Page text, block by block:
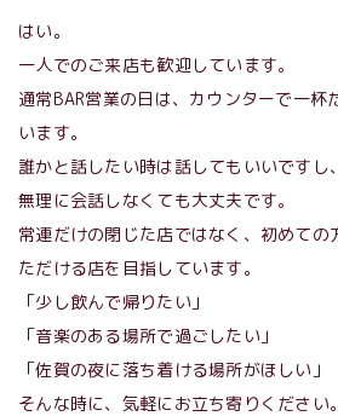
はい。
一人でのご来店も歓迎しています。
通常BAR営業の日は、カウンターで一杯
います。
誰かと話したい時は話してもいいですし
無理に会話しなくても大丈夫です。
常連だけの閉じた店ではなく、初めての
ただける店を目指しています。
「少し飲んで帰りたい」
「音楽のある場所で過ごしたい」
「佐賀の夜に落ち着ける場所がほしい」
そんな時に、気軽にお立ち寄りください。